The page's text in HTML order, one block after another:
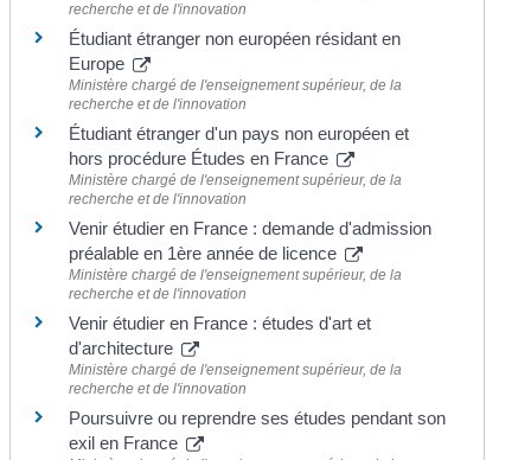
recherche et de l'innovation
Étudiant étranger non européen résidant en
Europe
Ministère chargé de l'enseignement supérieur, de la
recherche et de l'innovation
Étudiant étranger d'un pays non européen et
hors procédure Études en France
Ministère chargé de l'enseignement supérieur, de la
recherche et de l'innovation
Venir étudier en France : demande d'admission
préalable en 1ère année de licence
Ministère chargé de l'enseignement supérieur, de la
recherche et de l'innovation
Venir étudier en France : études d'art et
d'architecture
Ministère chargé de l'enseignement supérieur, de la
recherche et de l'innovation
Poursuivre ou reprendre ses études pendant son
exil en France